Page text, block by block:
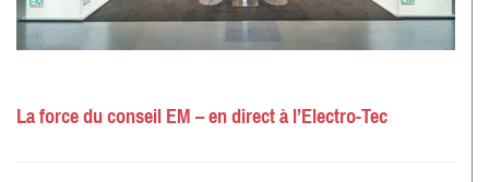
La force du conseil EM – en direct à l’Electro-Tec